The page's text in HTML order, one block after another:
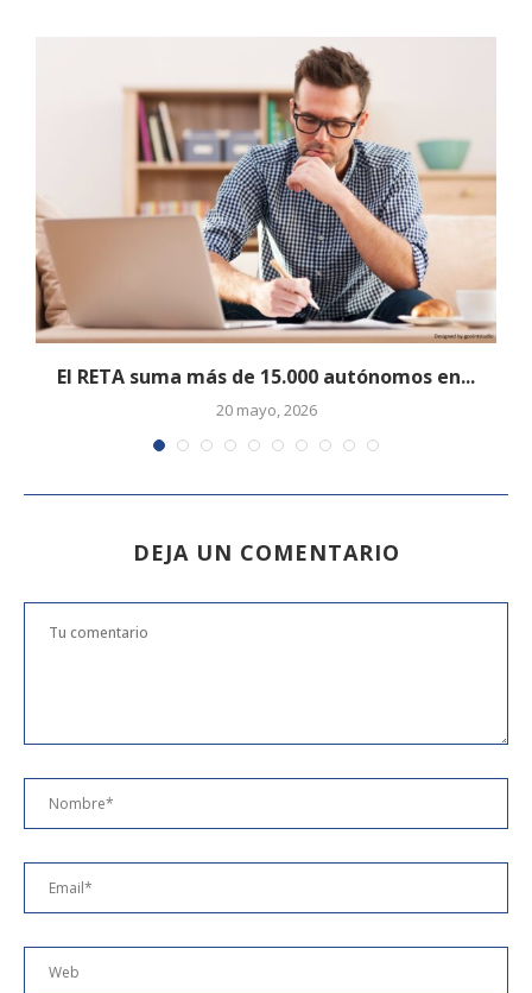
El RETA suma más de 15.000 autónomos en...
20 mayo, 2026
DEJA UN COMENTARIO